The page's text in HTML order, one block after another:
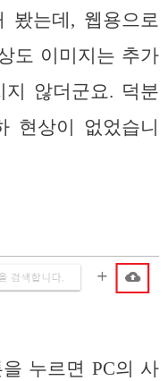
봤는데, 웹용으로
도 이미지는 추가
않더군요. 덕분
현상이 없었습니
누르면 PC의 사